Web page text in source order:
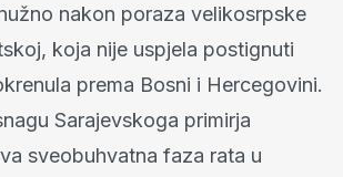
nakon poraza velikosrpske
koja nije uspjela postignuti
prema Bosni i Hercegovini.
Sarajevskoga primirja
sveobuhvatna faza rata u